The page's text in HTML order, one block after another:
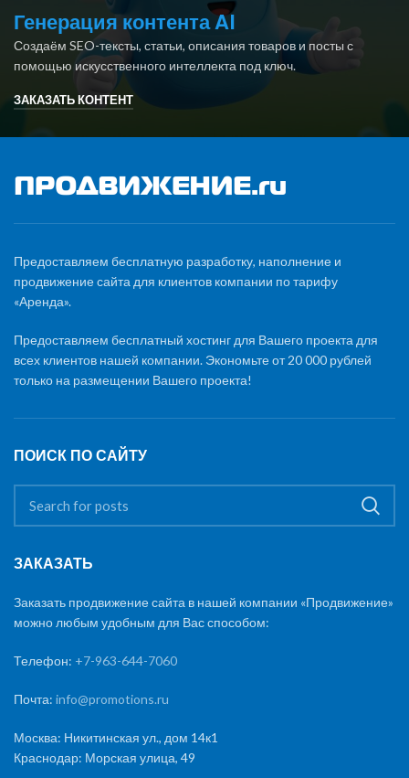
Генерация контента AI
Создаём SEO-тексты, статьи, описания товаров и посты с
помощью искусственного интеллекта под ключ.
ЗАКАЗАТЬ КОНТЕНТ
Предоставляем бесплатную разработку, наполнение и
продвижение сайта для клиентов компании по тарифу
«Аренда».
Предоставляем бесплатный хостинг для Вашего проекта для
всех клиентов нашей компании. Экономьте от 20 000 рублей
только на размещении Вашего проекта!
ПОИСК ПО САЙТУ
ЗАКАЗАТЬ
Заказать продвижение сайта в нашей компании «Продвижение»
можно любым удобным для Вас способом:
Телефон: +7-963-644-7060
Почта: info@promotions.ru
Москва: Никитинская ул., дом 14к1
Краснодар: Морская улица, 49